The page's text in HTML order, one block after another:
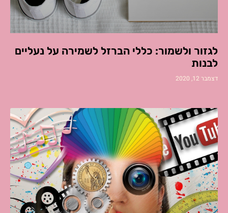
לגזור ולשמור: כללי הברזל לשמירה על נעליים
לבנות
דצמבר 12, 2020